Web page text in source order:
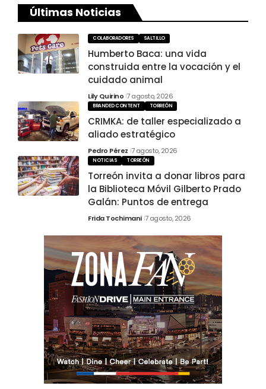
Últimas Noticias
COLABORADORES SALTILLO
Humberto Baca: una vida
construida entre la vocación y el
cuidado animal
Lily Quirino 7 agosto, 2026
BRANDED CONTENT TORREÓN
CRIMKA: de taller especializado a
aliado estratégico
Pedro Pérez 7 agosto, 2026
NOTICIAS TORREÓN
Torreón invita a donar libros para
la Biblioteca Móvil Gilberto Prado
Galán: Puntos de entrega
Frida Tochimani 7 agosto, 2026